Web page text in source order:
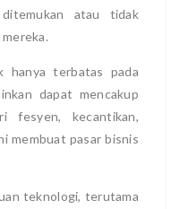
atau tidak
hanya terbatas pada
dapat mencakup
fesyen, kecantikan,
membuat pasar bisnis
teknologi, terutama